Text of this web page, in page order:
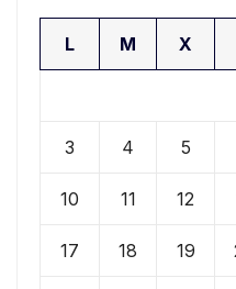
L M X
3 4 5
10 11 12
17 18 19